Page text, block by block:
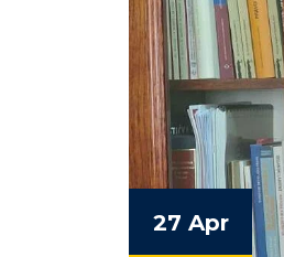
27 Apr